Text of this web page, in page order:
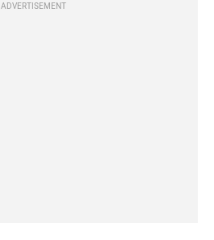
ADVERTISEMENT